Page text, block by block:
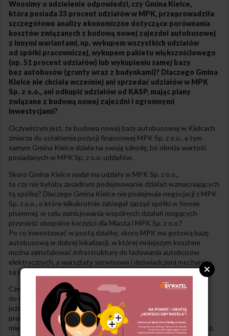
Wnosimy o udzielenie odpowiedzi, czy Gmina Kielce,
która posiada 33 procent udziałów w MPK, przeprowadziła
szczegółowe analizy ekonomiczne dotyczące porównania
kosztów związanych z budową nowej zajezdni autobusowej
z innymi wariantami, np. wykupem wszystkich udziałów
od spółki pracowniczej, wykupem pakietu większościowego
(np. 51 procent udziałów) lub wykupieniu samej bazy
bez autobusów (grunty wraz z budynkami)? Dlaczego Gmina
Kielce nie chciała wcześniej ani sprzedać udziałów w MPK
Sp. z o.o., ani odkupić udziałów od KASP, mając plany
związane z budową nowej zajezdni i ogromnymi
inwestycjami?
Oczywistym jest, że budowa nowej bazy autobusowej w Kielcach
zmierza do osłabienia pozycji finansowej MPK Sp. z o.o., a tym
samym Gmina Kielce działa na swoją szkodę, bo obniża wartość
posiadanych w MPK Sp. z o.o. udziałów.
Skoro Gmina Kielce nadal ma udziały w MPK Sp. z o.o.,
to czy nie byłoby zasadnym podejmowanie działań wzmacniających
tą spółkę? Dlaczego Gmina Kielce nie podejmuje negocjacji z MPK
Sp. z o.o., o które kilkakrotnie zabiegał zarząd spółki w formie
pisemnej, w celu zainicjowania wspólnych działań mogących
przynieść obopólne korzyści dla Miasta i MPK Sp. z o.o.?
Po co inwestować w pustą działkę, skoro MPK ma gotową bazę
autobusową w dobrej lokalizacji, w której mniejszym kosztem
można zainstalować infrastrukturę do ładowania autobusów
elektrycznych, a warsztaty serwisowe i doświadczeni mechanicy
są już na miejscu?
Czy Miastu Kielce zależy na doprowadzeniu spółki MPK
do upadku? Co stanie się z około 600 pracownikami tej spółki,
jeżeli Gmina Kielce nadal będzie atakowała kielecką spółkę, a
promowała przedsiębiorstwa, które podatki płacą w innych
miastach? Czy nie byłoby zasadnym zainwestowanie w tę spółkę,